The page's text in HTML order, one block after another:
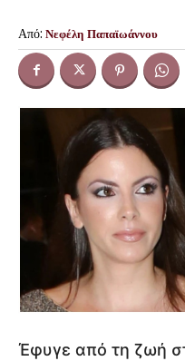
Από: Νεφέλη Παπαϊωάννου
Έφυγε από τη ζωή